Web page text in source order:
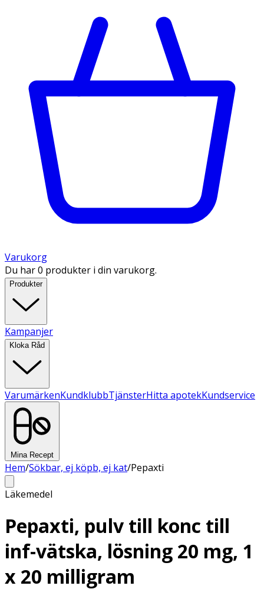
Varukorg
Du har 0 produkter i din varukorg.
Produkter
Kampanjer
Kloka Råd
VarumärkenKundklubbTjänsterHitta apotekKundservice
Mina Recept
Hem/Sökbar, ej köpb, ej kat/Pepaxti
Läkemedel
Pepaxti, pulv till konc till
inf-vätska, lösning 20 mg, 1
x 20 milligram